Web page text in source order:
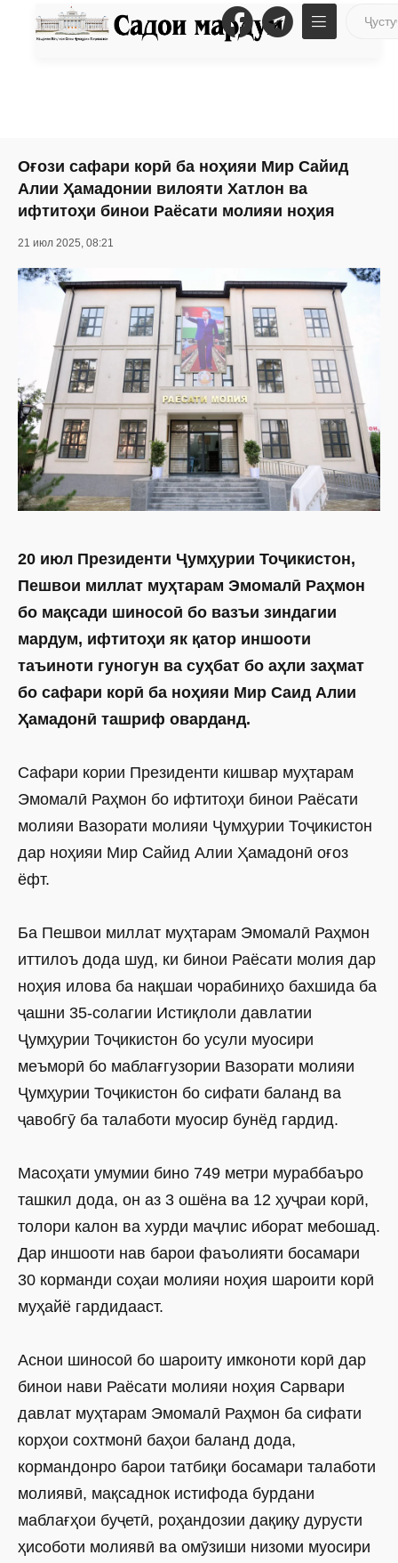
Оғози сафари корӣ ба ноҳияи Мир Сайид
Алии Ҳамадонии вилояти Хатлон ва
ифтитоҳи бинои Раёсати молияи ноҳия
21 июл 2025, 08:21
20 июл Президенти Ҷумҳурии Тоҷикистон,
Пешвои миллат муҳтарам Эмомалӣ Раҳмон
бо мақсади шиносоӣ бо вазъи зиндагии
мардум, ифтитоҳи як қатор иншооти
таъиноти гуногун ва суҳбат бо аҳли заҳмат
бо сафари корӣ ба ноҳияи Мир Саид Алии
Ҳамадонӣ ташриф оварданд.
Сафари кории Президенти кишвар муҳтарам
Эмомалӣ Раҳмон бо ифтитоҳи бинои Раёсати
молияи Вазорати молияи Ҷумҳурии Тоҷикистон
дар ноҳияи Мир Сайид Алии Ҳамадонӣ оғоз
ёфт.
Ба Пешвои миллат муҳтарам Эмомалӣ Раҳмон
иттилоъ дода шуд, ки бинои Раёсати молия дар
ноҳия илова ба нақшаи чорабиниҳо бахшида ба
ҷашни 35-солагии Истиқлоли давлатии
Ҷумҳурии Тоҷикистон бо усули муосири
меъморӣ бо маблағгузории Вазорати молияи
Ҷумҳурии Тоҷикистон бо сифати баланд ва
ҷавобгӯ ба талаботи муосир бунёд гардид.
Масоҳати умумии бино 749 метри мураббаъро
ташкил дода, он аз 3 ошёна ва 12 ҳуҷраи корӣ,
толори калон ва хурди маҷлис иборат мебошад.
Дар иншооти нав барои фаъолияти босамари
30 корманди соҳаи молияи ноҳия шароити корӣ
муҳайё гардидааст.
Аснои шиносоӣ бо шароиту имконоти корӣ дар
бинои нави Раёсати молияи ноҳия Сарвари
давлат муҳтарам Эмомалӣ Раҳмон ба сифати
корҳои сохтмонӣ баҳои баланд дода,
кормандонро барои татбиқи босамари талаботи
молиявӣ, мақсаднок истифода бурдани
маблағҳои буҷетӣ, роҳандозии дақиқу дурусти
ҳисоботи молиявӣ ва омӯзиши низоми муосири